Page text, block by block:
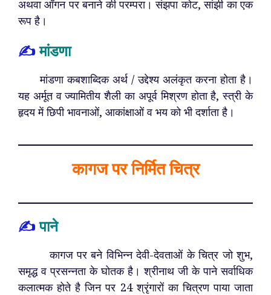
अथवा आँगन पर बनाने की परम्परा। संझपा कोट, सांझी का एक
रूप है।
✍️मांडणा
मांडणा कबशाब्दिक अर्थ / उद्देश्य अलंकृत करना होता है।
यह अर्मूत व ज्यामितीय शैली का अपूर्व मिश्रण होता है, स्त्री के
हृदय में छिपी भावनाओं, आकांक्षाओं व भय को भी दर्शाता है।
कागज पर निर्मित चित्र
✍️पाने
कागज पर बने विभिन्न देवी-देवताओं के चित्र जो शुभ,
समृद्ध व प्रसन्नता के घोतक है। श्रीनाथ जी के पाने सर्वाधिक
कलात्मक होते है जिन पर 24 श्रृंगारों का चित्रण पाया जाता